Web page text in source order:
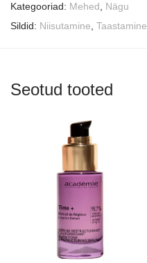
Kategooriad: Mehed
Nägu
Sildid: Niisutamine Taastamine
Seotud tooted